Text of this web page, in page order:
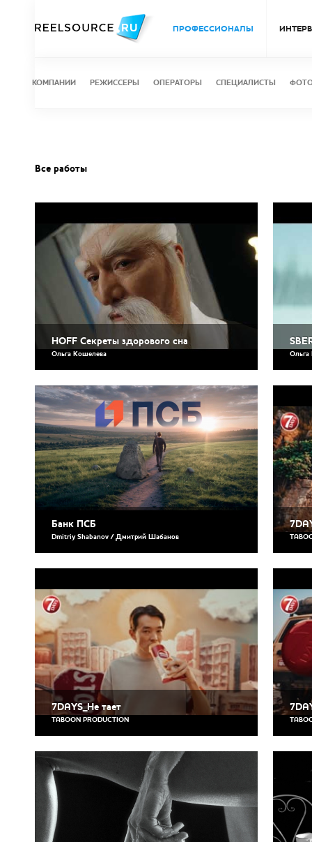
ПРОФЕССИОНАЛЫ
КОМПАНИИ РЕЖИССЕРЫ ОПЕРАТОРЫ СПЕЦИАЛИСТЫ
Все работы
HOFF Секреты здорового сна
Ольга Кошелева Ольга
Банк ПСБ
Dmitriy Shabanov / Дмитрий Шабанов
7DAYS_Не тает
TABOON PRODUCTION